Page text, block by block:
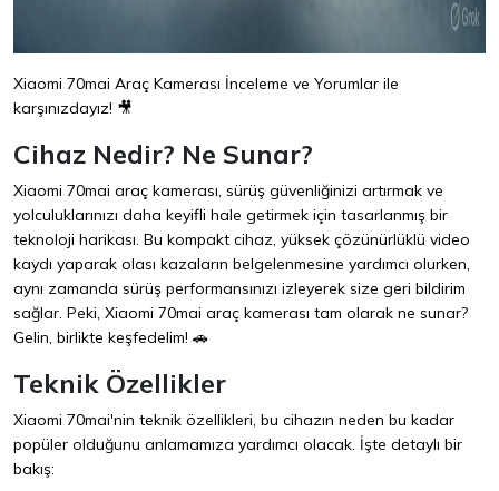
Xiaomi 70mai Araç Kamerası İnceleme ve Yorumlar ile
karşınızdayız! 🎥
Cihaz Nedir? Ne Sunar?
Xiaomi 70mai araç kamerası, sürüş güvenliğinizi artırmak ve
yolculuklarınızı daha keyifli hale getirmek için tasarlanmış bir
teknoloji harikası. Bu kompakt cihaz, yüksek çözünürlüklü video
kaydı yaparak olası kazaların belgelenmesine yardımcı olurken,
aynı zamanda sürüş performansınızı izleyerek size geri bildirim
sağlar. Peki, Xiaomi 70mai araç kamerası tam olarak ne sunar?
Gelin, birlikte keşfedelim! 🚗
Teknik Özellikler
Xiaomi 70mai'nin teknik özellikleri, bu cihazın neden bu kadar
popüler olduğunu anlamamıza yardımcı olacak. İşte detaylı bir
bakış: